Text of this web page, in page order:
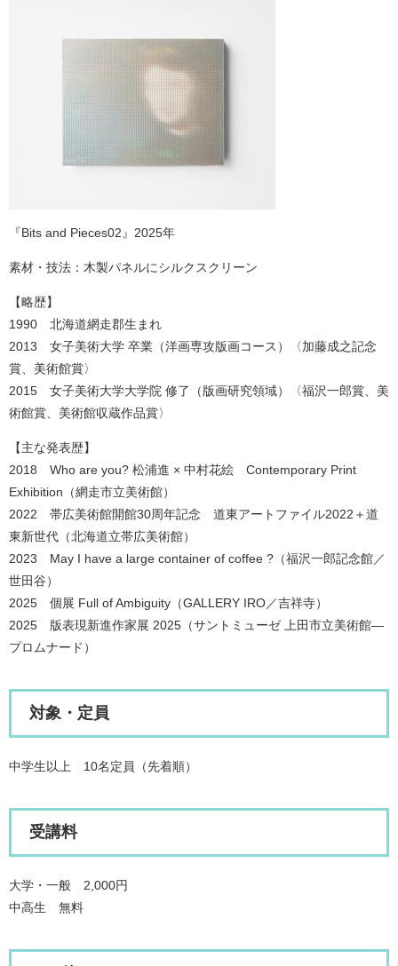
『Bits and Pieces02』2025年
素材・技法：木製パネルにシルクスクリーン
【略歴】
1990 北海道網走郡生まれ
2013 女子美術大学 卒業（洋画専攻版画コース）〈加藤成之記念
賞、美術館賞〉
2015 女子美術大学大学院 修了（版画研究領域）〈福沢一郎賞、美
術館賞、美術館収蔵作品賞〉
【主な発表歴】
2018 Who are you? 松浦進 × 中村花絵 Contemporary Print
Exhibition（網走市立美術館）
2022 帯広美術館開館30周年記念 道東アートファイル2022＋道
東新世代（北海道立帯広美術館）
2023 May I have a large container of coffee ?（福沢一郎記念館／
世田谷）
2025 個展 Full of Ambiguity（GALLERY IRO／吉祥寺）
2025 版表現新進作家展 2025（サントミューゼ 上田市立美術館—
プロムナード）
対象・定員
中学生以上 10名定員（先着順）
受講料
大学・一般 2,000円
中高生 無料